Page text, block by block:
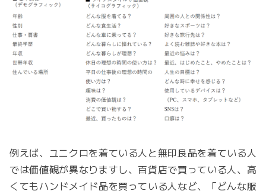
例えば、ユニクロを着ている人と無印良品を着ている人
では価値観が異なりますし、百貨店で買っている人、高
くてもハンドメイド品を買っている人など、「どんな服